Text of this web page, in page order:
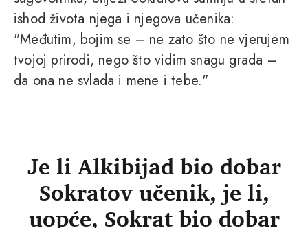
ishod života njega i njegova učenika:
"Međutim, bojim se – ne zato što ne vjerujem
tvojoj prirodi, nego što vidim snagu grada –
da ona ne svlada i mene i tebe."
Je li Alkibijad bio dobar
Sokratov učenik, je li,
uopće, Sokrat bio dobar